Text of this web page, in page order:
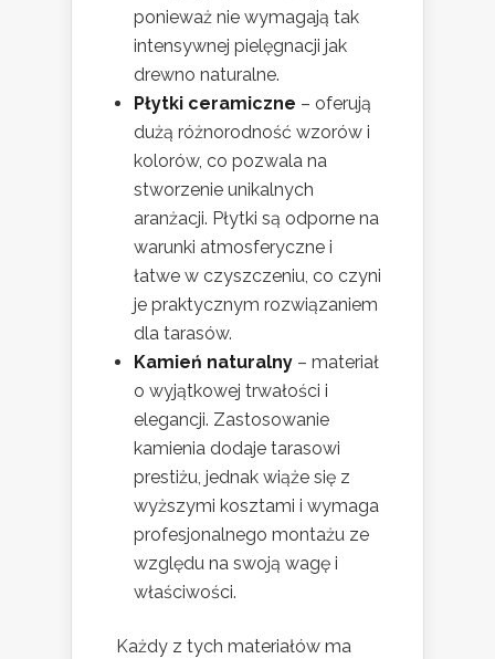
ponieważ nie wymagają tak
intensywnej pielęgnacji jak
drewno naturalne.
Płytki ceramiczne – oferują
dużą różnorodność wzorów i
kolorów, co pozwala na
stworzenie unikalnych
aranżacji. Płytki są odporne na
warunki atmosferyczne i
łatwe w czyszczeniu, co czyni
je praktycznym rozwiązaniem
dla tarasów.
Kamień naturalny – materiał
o wyjątkowej trwałości i
elegancji. Zastosowanie
kamienia dodaje tarasowi
prestiżu, jednak wiąże się z
wyższymi kosztami i wymaga
profesjonalnego montażu ze
względu na swoją wagę i
właściwości.
Każdy z tych materiałów ma